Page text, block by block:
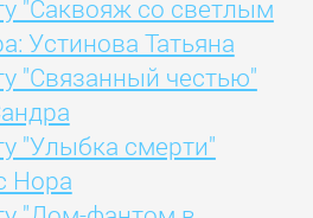
"Саквояж со светлым
Устинова Татьяна
"Связанный честью"
"Улыбка смерти"
Нора